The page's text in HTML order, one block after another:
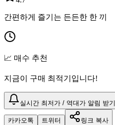
간편하게 즐기는 든든한 한 끼
📈 매수 추천
지금이 구매 최적기입니다!
실시간 최저가 / 역대가 알림 받기
카카오톡 트위터 링크 복사